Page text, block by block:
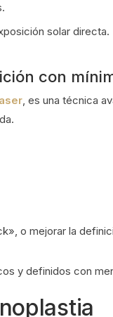
solar directa.
con
, es una técnica
o mejorar la
y definidos con